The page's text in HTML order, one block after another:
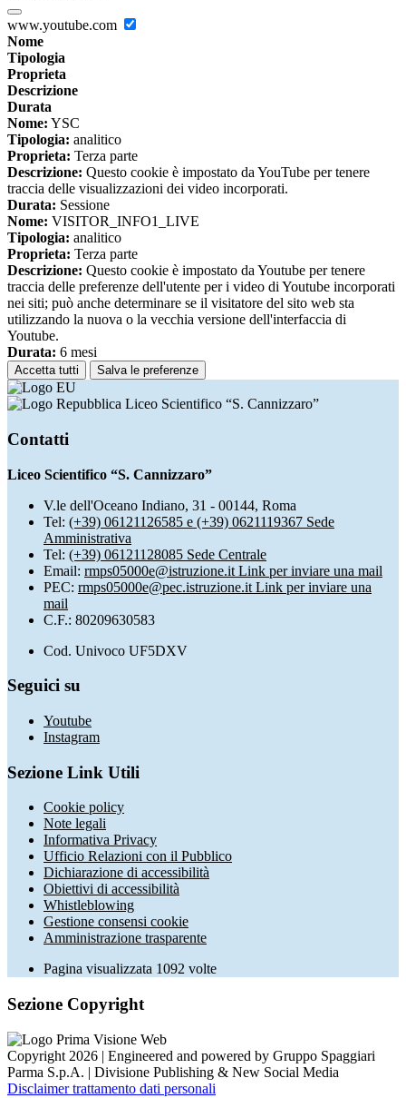
www.youtube.com
Nome
Tipologia
Proprieta
Descrizione
Durata
Nome: YSC
Tipologia: analitico
Proprieta: Terza parte
Descrizione: Questo cookie è impostato da YouTube per tenere
traccia delle visualizzazioni dei video incorporati.
Durata: Sessione
Nome: VISITOR_INFO1_LIVE
Tipologia: analitico
Proprieta: Terza parte
Descrizione: Questo cookie è impostato da Youtube per tenere
traccia delle preferenze dell'utente per i video di Youtube incorporati
nei siti; può anche determinare se il visitatore del sito web sta
utilizzando la nuova o la vecchia versione dell'interfaccia di
Youtube.
Durata: 6 mesi
Accetta tutti Salva le preferenze
Liceo Scientifico “S. Cannizzaro”
Contatti
Liceo Scientifico “S. Cannizzaro”
V.le dell'Oceano Indiano, 31 - 00144, Roma
Tel: (+39) 06121126585 e (+39) 0621119367 Sede
Amministrativa
Tel: (+39) 06121128085 Sede Centrale
Email: rmps05000e@istruzione.it Link per inviare una mail
PEC: rmps05000e@pec.istruzione.it Link per inviare una
mail
C.F.: 80209630583
Cod. Univoco UF5DXV
Seguici su
Youtube
Instagram
Sezione Link Utili
Cookie policy
Note legali
Informativa Privacy
Ufficio Relazioni con il Pubblico
Dichiarazione di accessibilità
Obiettivi di accessibilità
Whistleblowing
Gestione consensi cookie
Amministrazione trasparente
Pagina visualizzata 1092 volte
Sezione Copyright
Copyright 2026 | Engineered and powered by Gruppo Spaggiari
Parma S.p.A. | Divisione Publishing & New Social Media
Disclaimer trattamento dati personali